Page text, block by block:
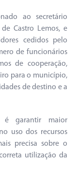
ao secretário
Castro Lemos, e
cedidos pelo
de funcionários
de cooperação,
para o município,
de destino e a
é garantir maior
uso dos recursos
precisa sobre o
utilização da